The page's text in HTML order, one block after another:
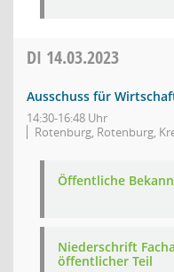
DI 14.03.2023
Ausschuss für
14:30-16:48 Uhr
Rotenburg, Rotenburg,
Öffentliche
Niederschrift
öffentlicher Teil